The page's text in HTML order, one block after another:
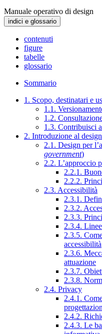
Manuale operativo di design
indici e glossario
contenuti
figure
tabelle
glossario
Sommario
1. Scopo, destinatari e
1.1.
1.2.
1.3. Contribuisci
2. Introduzione al
2.1. Design per
government)
2.2. L’approccio
2.2.1.
2.2.2.
2.3. Accessibilità
2.3.1.
2.3.2.
2.3.3.
2.3.4.
2.3.5.
accessibilità
2.3.6.
attuazione
2.3.7.
2.3.8.
2.4. Privacy
2.4.1.
2.4.2.
2.4.3. Le